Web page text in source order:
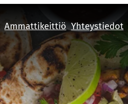
Ammattikeittiö Yhteystiedot